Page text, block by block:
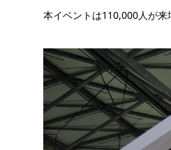
本イベントは110,000人が来